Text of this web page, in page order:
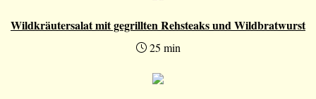
Wildkräutersalat mit gegrillten Rehsteaks und Wildbratwurst
25 min